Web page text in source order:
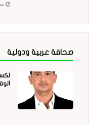
منذ
صحافة عربية ودولية